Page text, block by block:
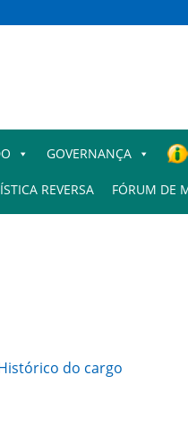
GOVERNANÇA
REVERSA FÓRUM DE
do cargo